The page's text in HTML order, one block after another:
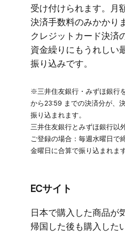
受け付けられます。​月
決済手数料のみ​かかり
クレジットカード決済
資金繰りに​もうれしい​
振り込みです。
※三井住友銀行・みずほ銀行
から​23:59 までの​決済分が、​
振り込まれます。
三井住友銀行と​みずほ銀行以
ご登録の​場合：毎週​水曜日で​
金曜日に​合算で​振り込まれま
ECサイト
日本で​購入した​商品が​
帰国した​後も​購入した